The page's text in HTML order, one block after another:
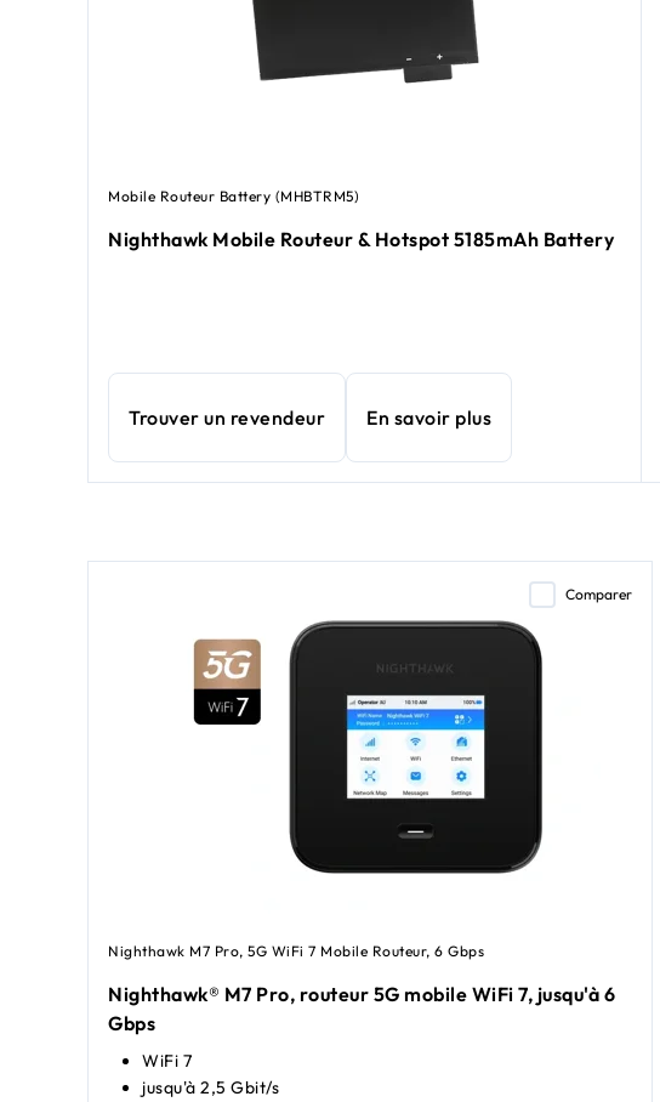
Mobile Routeur Battery (MHBTRM5)
Nighthawk Mobile Routeur & Hotspot 5185mAh Battery
Trouver un revendeur En savoir plus
Comparer
Nighthawk M7 Pro, 5G WiFi 7 Mobile Routeur, 6 Gbps
Nighthawk® M7 Pro, routeur 5G mobile WiFi 7, jusqu'à 6
Gbps
WiFi 7
jusqu'à 2,5 Gbit/s